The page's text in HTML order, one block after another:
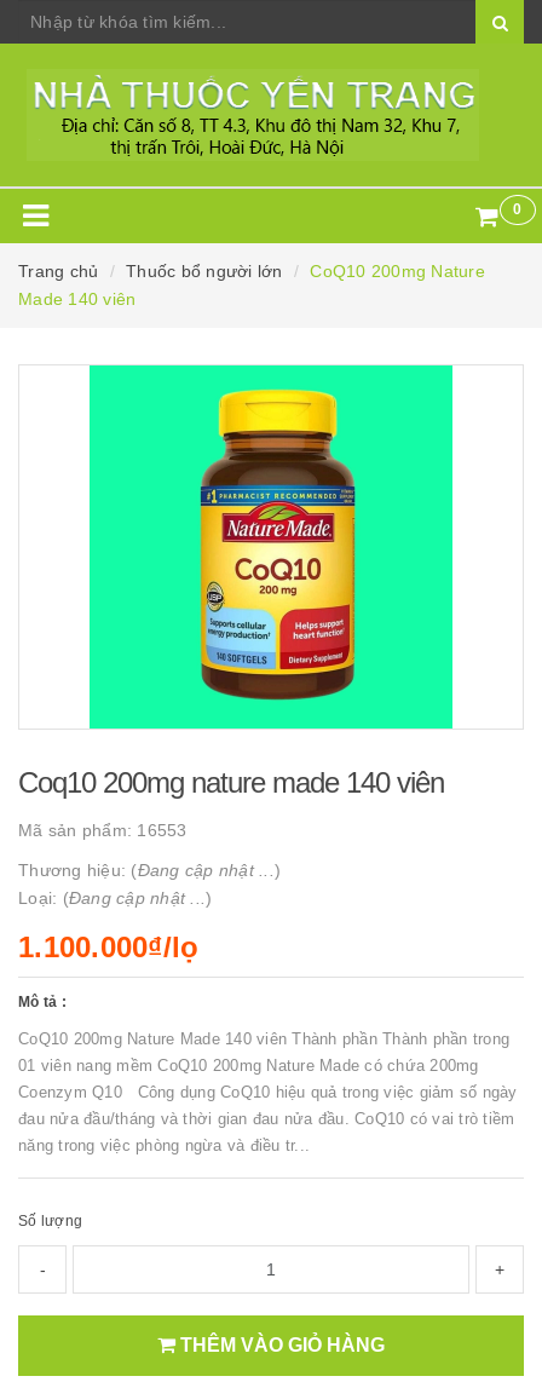
0
Trang chủ Thuốc bổ người lớn
CoQ10 200mg Nature
Made 140 viên
Coq10 200mg nature made 140 viên
Mã sản phẩm: 16553
Thương hiệu: (Đang cập nhật ... )
Loại: (Đang cập nhật ... )
1.100.000₫/lọ
Mô tả :
CoQ10 200mg Nature Made 140 viên Thành phần Thành phần trong
01 viên nang mềm CoQ10 200mg Nature Made có chứa 200mg
Coenzym Q10 Công dụng CoQ10 hiệu quả trong việc giảm số ngày
đau nửa đầu/tháng và thời gian đau nửa đầu. CoQ10 có vai trò tiềm
năng trong việc phòng ngừa và điều tr...
Số lượng
- +
THÊM VÀO GIỎ HÀNG